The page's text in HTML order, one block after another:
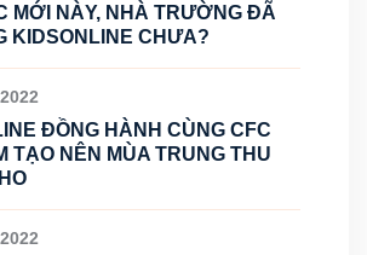
MỚI NÀY, NHÀ TRƯỜNG ĐÃ
KIDSONLINE CHƯA?
ĐỒNG HÀNH CÙNG CFC
TẠO NÊN MÙA TRUNG THU